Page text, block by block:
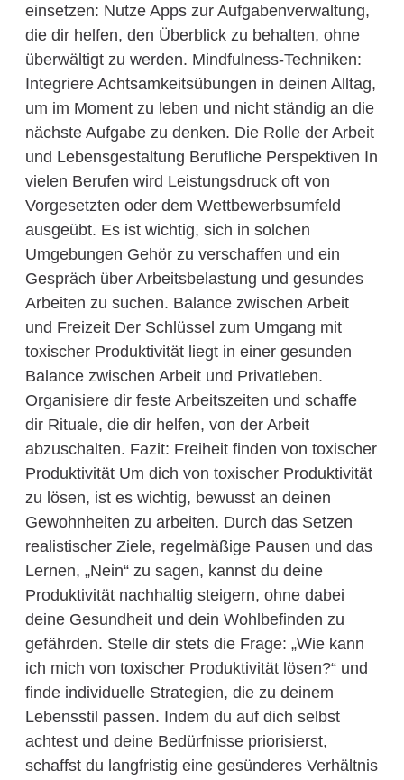
einsetzen: Nutze Apps zur Aufgabenverwaltung,
die dir helfen, den Überblick zu behalten, ohne
überwältigt zu werden. Mindfulness-Techniken:
Integriere Achtsamkeitsübungen in deinen Alltag,
um im Moment zu leben und nicht ständig an die
nächste Aufgabe zu denken. Die Rolle der Arbeit
und Lebensgestaltung Berufliche Perspektiven In
vielen Berufen wird Leistungsdruck oft von
Vorgesetzten oder dem Wettbewerbsumfeld
ausgeübt. Es ist wichtig, sich in solchen
Umgebungen Gehör zu verschaffen und ein
Gespräch über Arbeitsbelastung und gesundes
Arbeiten zu suchen. Balance zwischen Arbeit
und Freizeit Der Schlüssel zum Umgang mit
toxischer Produktivität liegt in einer gesunden
Balance zwischen Arbeit und Privatleben.
Organisiere dir feste Arbeitszeiten und schaffe
dir Rituale, die dir helfen, von der Arbeit
abzuschalten. Fazit: Freiheit finden von toxischer
Produktivität Um dich von toxischer Produktivität
zu lösen, ist es wichtig, bewusst an deinen
Gewohnheiten zu arbeiten. Durch das Setzen
realistischer Ziele, regelmäßige Pausen und das
Lernen, „Nein“ zu sagen, kannst du deine
Produktivität nachhaltig steigern, ohne dabei
deine Gesundheit und dein Wohlbefinden zu
gefährden. Stelle dir stets die Frage: „Wie kann
ich mich von toxischer Produktivität lösen?“ und
finde individuelle Strategien, die zu deinem
Lebensstil passen. Indem du auf dich selbst
achtest und deine Bedürfnisse priorisierst,
schaffst du langfristig eine gesünderes Verhältnis